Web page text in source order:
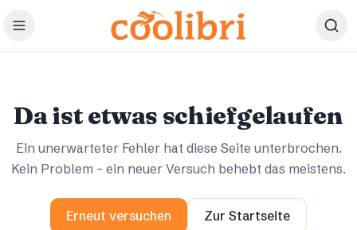
Zum Hauptinhalt springen
Da ist etwas schiefgelaufen
Ein unerwarteter Fehler hat diese Seite unterbrochen.
Kein Problem – ein neuer Versuch behebt das meistens.
Erneut versuchen Zur Startseite